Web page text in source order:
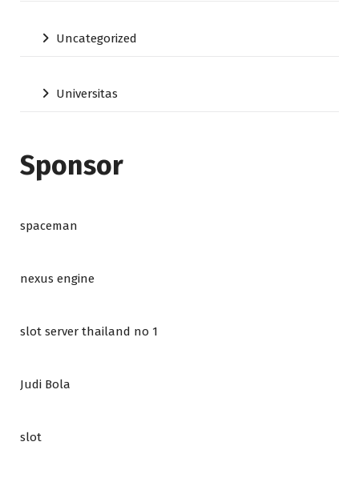
Uncategorized
Universitas
Sponsor
spaceman
nexus engine
slot server thailand no 1
Judi Bola
slot